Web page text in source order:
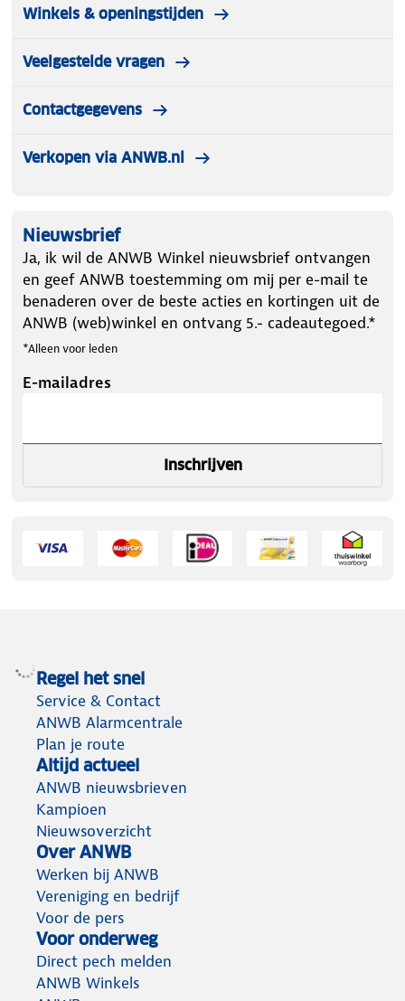
Winkels & openingstijden
Veelgestelde vragen
Contactgegevens
Verkopen via ANWB.nl
Nieuwsbrief
Ja, ik wil de ANWB Winkel nieuwsbrief ontvangen
en geef ANWB toestemming om mij per e-mail te
benaderen over de beste acties en kortingen uit de
ANWB (web)winkel en ontvang 5.- cadeautegoed.*
*Alleen voor leden
E-mailadres
Inschrijven
Regel het snel
Service & Contact
ANWB Alarmcentrale
Plan je route
Altijd actueel
ANWB nieuwsbrieven
Kampioen
Nieuwsoverzicht
Over ANWB
Werken bij ANWB
Vereniging en bedrijf
Voor de pers
Voor onderweg
Direct pech melden
ANWB Winkels